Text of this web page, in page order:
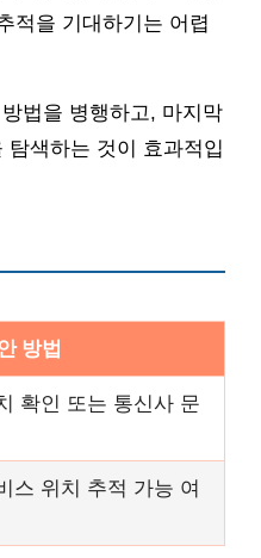
적을 기대하기는 어렵
법을 병행하고, 마지막
색하는 것이 효과적입
방법
확인 또는 통신사 문
스 위치 추적 가능 여